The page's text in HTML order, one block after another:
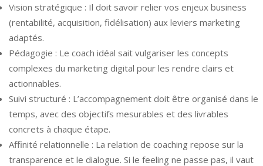
Vision stratégique : Il doit savoir relier vos enjeux business
(rentabilité, acquisition, fidélisation) aux leviers marketing
adaptés.
Pédagogie : Le coach idéal sait vulgariser les concepts
complexes du marketing digital pour les rendre clairs et
actionnables.
Suivi structuré : L’accompagnement doit être organisé dans le
temps, avec des objectifs mesurables et des livrables
concrets à chaque étape.
Affinité relationnelle : La relation de coaching repose sur la
transparence et le dialogue. Si le feeling ne passe pas, il vaut